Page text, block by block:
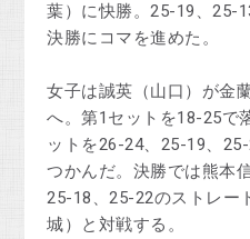
葉）に快勝。25-19、25-
決勝にコマを進めた。
女子は誠英（山口）が金
へ。第1セットを18-25で
ットを26-24、25-19、
つかんだ。決勝では熊本
25-18、25-22のストレー
城）と対戦する。